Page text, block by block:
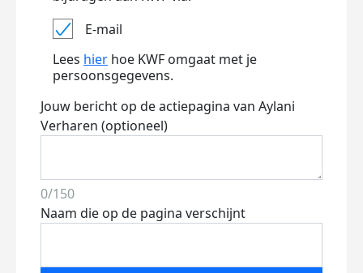
E-mail
Lees hier hoe KWF omgaat met je
persoonsgegevens.
Jouw bericht op de actiepagina van Aylani
Verharen (optioneel)
0/150
Naam die op de pagina verschijnt